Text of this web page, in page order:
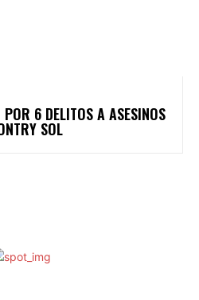
6 DELITOS A ASESINOS
SOL